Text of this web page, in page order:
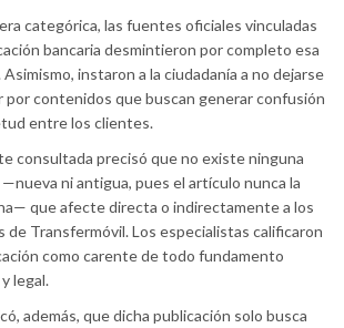
categórica, las fuentes oficiales vinculadas
bancaria desmintieron por completo esa
instaron a la ciudadanía a no dejarse
por contenidos que buscan generar confusión
entre los clientes.
consultada precisó que no existe ninguna
ni antigua, pues el artículo nunca la
que afecte directa o indirectamente a los
de Transfermóvil. Los especialistas calificaron
como carente de todo fundamento
legal.
además, que dicha publicación solo busca